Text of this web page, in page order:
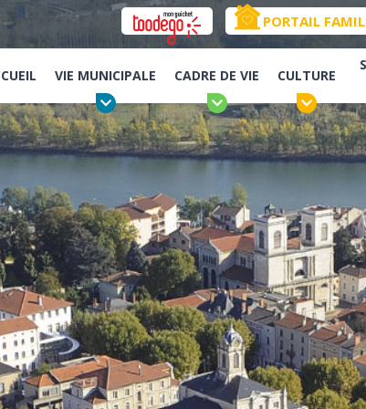
PORTAIL
VIE MUNICIPALE CADRE DE VIE CULTURE